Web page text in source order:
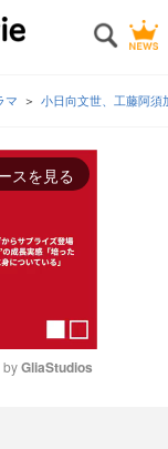
マ 小日向文世、工藤阿須
スを見る
by GliaStudios